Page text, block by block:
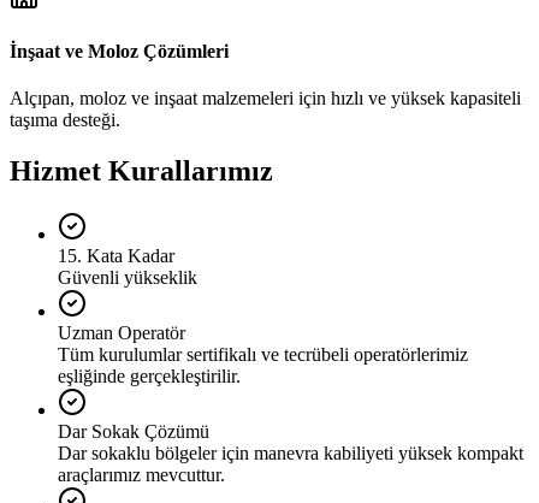
İnşaat ve Moloz Çözümleri
Alçıpan, moloz ve inşaat malzemeleri için hızlı ve yüksek kapasiteli
taşıma desteği.
Hizmet Kurallarımız
15. Kata Kadar
Güvenli yükseklik
Uzman Operatör
Tüm kurulumlar sertifikalı ve tecrübeli operatörlerimiz
eşliğinde gerçekleştirilir.
Dar Sokak Çözümü
Dar sokaklu bölgeler için manevra kabiliyeti yüksek kompakt
araçlarımız mevcuttur.